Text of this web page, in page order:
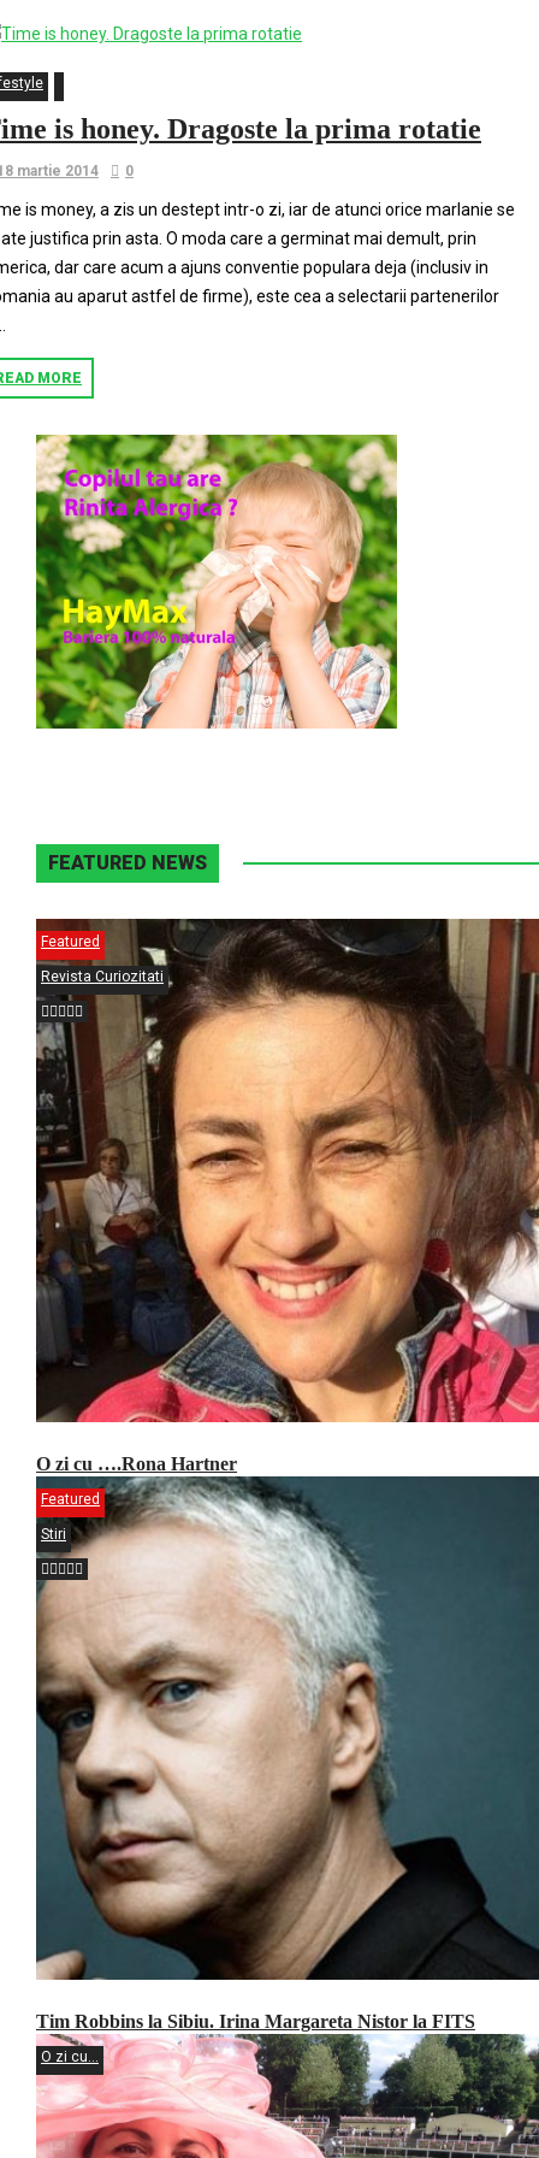
is honey. Dragoste la prima rotatie
martie 2014 0
is money, a zis un destept intr-o zi, iar de atunci orice marlanie se
justifica prin asta. O moda care a germinat mai demult, prin
dar care acum a ajuns conventie populara deja (inclusiv in
au aparut astfel de firme), este cea a selectarii partenerilor
MORE
FEATURED NEWS
Featured
Revista Curiozitati
O zi cu ….Rona Hartner
Featured
Stiri
Tim Robbins la Sibiu. Irina Margareta Nistor la FITS
O zi cu...